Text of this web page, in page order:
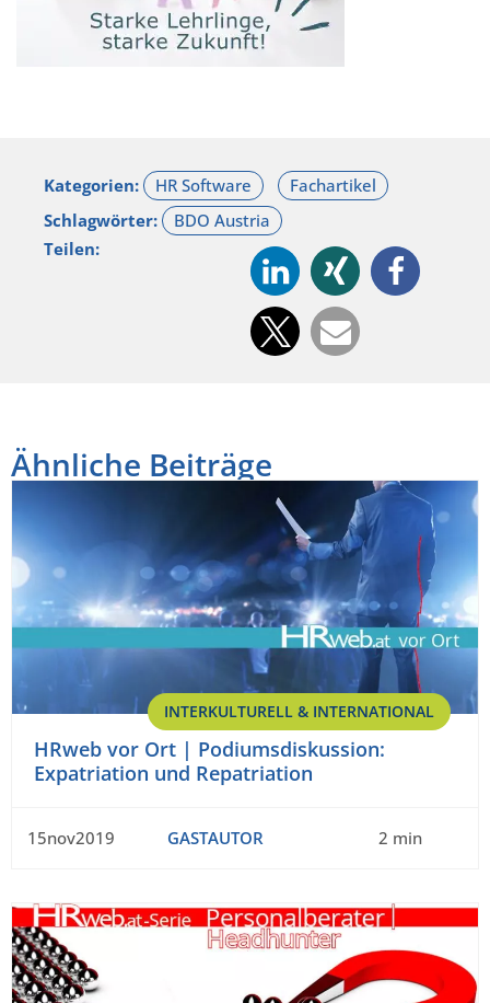
Kategorien:
Schlagwörter:
Teilen:
Ähnliche Beiträge
INTERKULTURELL & INTERNATIONAL
HRweb vor Ort | Podiumsdiskussion:
Expatriation und Repatriation
15nov2019 GASTAUTOR 2 min